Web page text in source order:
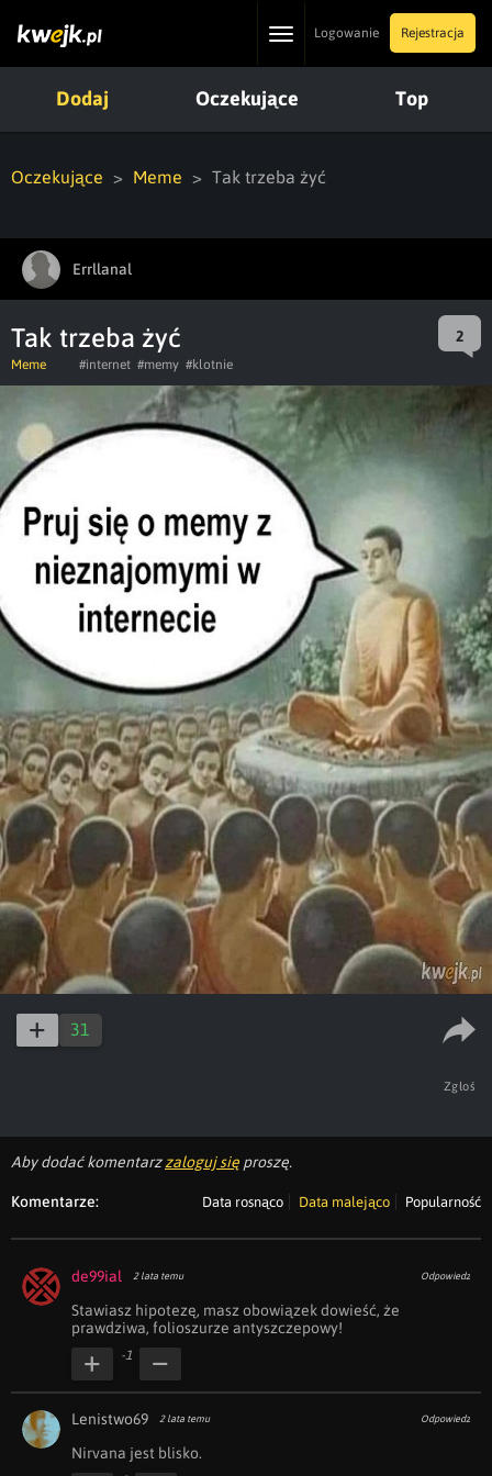
ToggleLogowanie Rejestracja
Dodaj Oczekujące Top
Oczekujące Meme Tak trzeba żyć
Errllanal
Tak trzeba żyć 2
Meme #internet #memy #klotnie
31
Zgłoś
Aby dodać komentarzzaloguj się proszę.
Komentarze: Data rosnąco Data malejąco Popularność
de99ial 2 lata temu Odpowiedz
Stawiasz hipotezę, masz obowiązek dowieść, że
prawdziwa, folioszurze antyszczepowy!
-1
Lenistwo69 2 lata temu Odpowiedz
Nirvana jest blisko.